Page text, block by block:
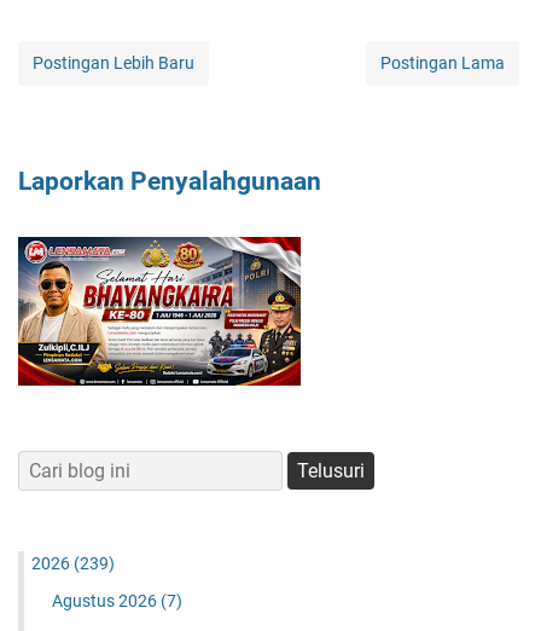
Postingan Lebih Baru Postingan Lama
Laporkan Penyalahgunaan
2026 (239)
Agustus 2026 (7)